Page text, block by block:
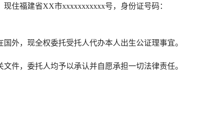
福建省XX市xxxxxxxxxxx号，身份证号码：
，现全权委托受托人代办本人出生公证理事宜。
，委托人均予以承认并自愿承担一切法律责任。